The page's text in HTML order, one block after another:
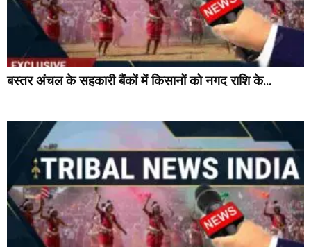
बस्तर अंचल के सहकारी बैंकों में किसानों को नगद राशि के...